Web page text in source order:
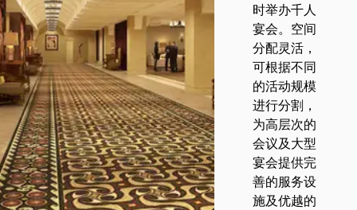
时举办千人
宴会。空间
分配灵活，
可根据不同
的活动规模
进行分割，
为高层次的
会议及大型
宴会提供完
善的服务设
施及优越的